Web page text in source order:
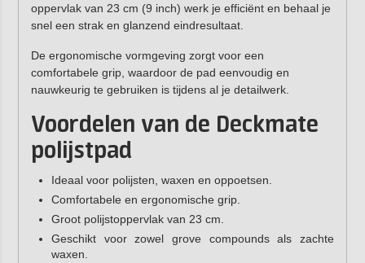
oppervlak van 23 cm (9 inch) werk je efficiënt en behaal je
snel een strak en glanzend eindresultaat.
De ergonomische vormgeving zorgt voor een
comfortabele grip, waardoor de pad eenvoudig en
nauwkeurig te gebruiken is tijdens al je detailwerk.
Voordelen van de Deckmate
polijstpad
Ideaal voor polijsten, waxen en oppoetsen.
Comfortabele en ergonomische grip.
Groot polijstoppervlak van 23 cm.
Geschikt voor zowel grove compounds als zachte
waxen.